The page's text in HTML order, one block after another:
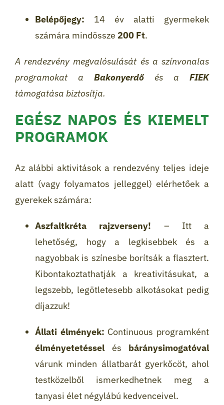
Belépőjegy: 14 év alatti gyermekek
számára mindössze 200 Ft.
A rendezvény megvalósulását és a színvonalas
programokat a Bakonyerdőés aFIEK
támogatása biztosítja.
EGÉSZ NAPOS ÉS KIEMELT
PROGRAMOK
Az alábbi aktivitások a rendezvény teljes ideje
alatt (vagy folyamatos jelleggel) elérhetőek a
gyerekek számára:
Aszfaltkréta rajzverseny! – Itt a
lehetőség, hogy a legkisebbek és a
nagyobbak is színesbe borítsák a flasztert.
Kibontakoztathatják a kreativitásukat, a
legszebb, legötletesebb alkotásokat pedig
díjazzuk!
Állati élmények: Continuous programként
élményetetésselés báránysimogatóval
várunk minden állatbarát gyerkőcöt, ahol
testközelből ismerkedhetnek meg a
tanyasi élet négylábú kedvenceivel.